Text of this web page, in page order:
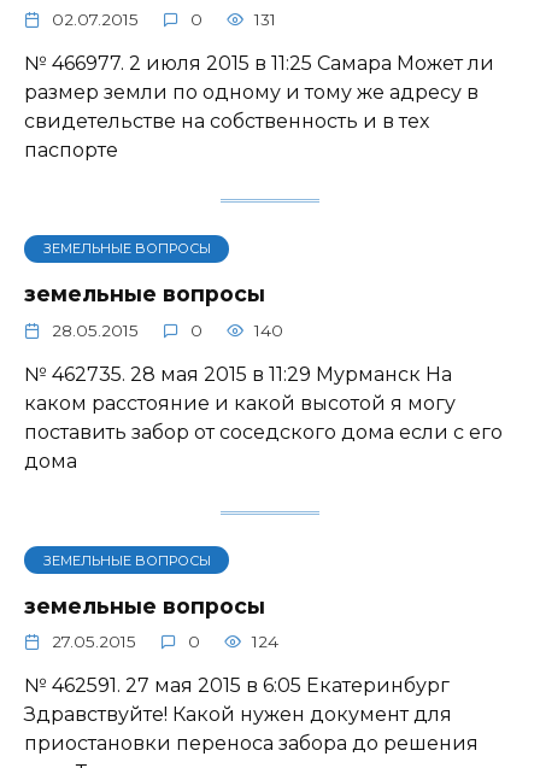
02.07.2015 0 131
№ 466977. 2 июля 2015 в 11:25 Самара Может ли
размер земли по одному и тому же адресу в
свидетельстве на собственность и в тех
паспорте
ЗЕМЕЛЬНЫЕ ВОПРОСЫ
земельные вопросы
28.05.2015 0 140
№ 462735. 28 мая 2015 в 11:29 Мурманск На
каком расстояние и какой высотой я могу
поставить забор от соседского дома если с его
дома
ЗЕМЕЛЬНЫЕ ВОПРОСЫ
земельные вопросы
27.05.2015 0 124
№ 462591. 27 мая 2015 в 6:05 Екатеринбург
Здравствуйте! Какой нужен документ для
приостановки переноса забора до решения